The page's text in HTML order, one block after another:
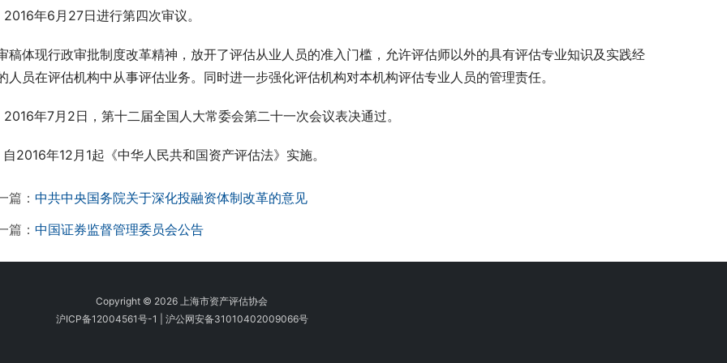
2016年6月27日进行第四次审议。
稿体现行政审批制度改革精神，放开了评估从业人员的准入门槛，允许评估师以外的具有评估专业知识及实践经
人员在评估机构中从事评估业务。同时进一步强化评估机构对本机构评估专业人员的管理责任。
2016年7月2日，第十二届全国人大常委会第二十一次会议表决通过。
2016年12月1起《中华人民共和国资产评估法》实施。
篇： 中共中央国务院关于深化投融资体制改革的意见
篇： 中国证券监督管理委员会公告
Copyright © 2026 上海市资产评估协会
沪ICP备12004561号-1
沪公网安备31010402009066号